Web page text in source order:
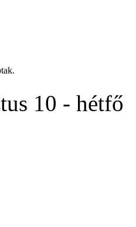
10 - hétfő